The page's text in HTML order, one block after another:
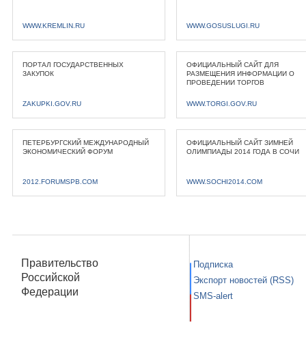
WWW.KREMLIN.RU WWW.GOSUSLUGI.RU
ПОРТАЛ ГОСУДАРСТВЕННЫХ
ЗАКУПОК
ZAKUPKI.GOV.RU
ОФИЦИАЛЬНЫЙ САЙТ ДЛЯ
РАЗМЕЩЕНИЯ ИНФОРМАЦИИ О
ПРОВЕДЕНИИ ТОРГОВ
WWW.TORGI.GOV.RU
ПЕТЕРБУРГСКИЙ МЕЖДУНАРОДНЫЙ
ЭКОНОМИЧЕСКИЙ ФОРУМ
2012.FORUMSPB.COM
ОФИЦИАЛЬНЫЙ САЙТ ЗИМНЕЙ
ОЛИМПИАДЫ 2014 ГОДА В СОЧИ
WWW.SOCHI2014.COM
Правительство
Российской
Федерации
Подписка
Экспорт новостей (RSS)
SMS-alert